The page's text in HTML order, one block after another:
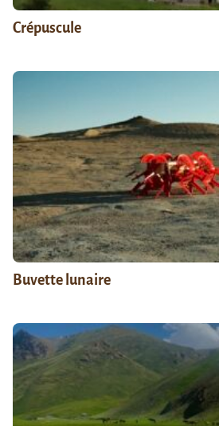
Crépuscule
Buvette lunaire